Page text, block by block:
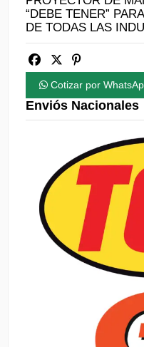
“DEBE TENER”
DE TODAS LAS
Cotizar por
Enviós Nacionales